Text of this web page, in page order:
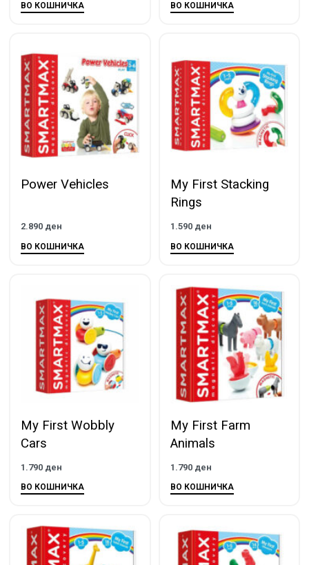
ВО КОШНИЧКА ВО КОШНИЧКА
Power Vehicles
2.890 ден
ВО КОШНИЧКА
My First Stacking
Rings
1.590 ден
ВО КОШНИЧКА
My First Wobbly
Cars
1.790 ден
ВО КОШНИЧКА
My First Farm
Animals
1.790 ден
ВО КОШНИЧКА